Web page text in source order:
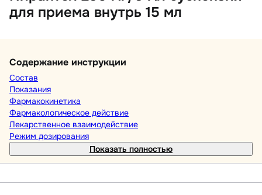
для приема внутрь 15 мл
Содержание инструкции
Состав
Показания
Фармакокинетика
Фармакологическое действие
Лекарственное взаимодействие
Режим дозирования
Показать полностью